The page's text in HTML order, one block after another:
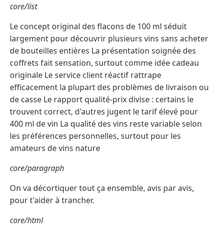
core/list
Le concept original des flacons de 100 ml séduit
largement pour découvrir plusieurs vins sans acheter
de bouteilles entières La présentation soignée des
coffrets fait sensation, surtout comme idée cadeau
originale Le service client réactif rattrape
efficacement la plupart des problèmes de livraison ou
de casse Le rapport qualité-prix divise : certains le
trouvent correct, d'autres jugent le tarif élevé pour
400 ml de vin La qualité des vins reste variable selon
les préférences personnelles, surtout pour les
amateurs de vins nature
core/paragraph
On va décortiquer tout ça ensemble, avis par avis,
pour t'aider à trancher.
core/html